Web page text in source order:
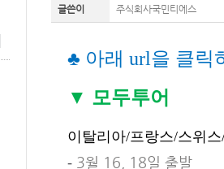
글쓴이 주식회사국민티에스
♣ 아래 url을 클릭
▼ 모두투어
이탈리아/프랑스/스위
- 3월 16, 18일 출발